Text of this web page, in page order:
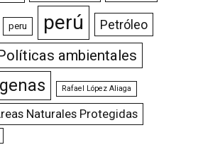
peru perú Petróleo
ambientales
Rafael López Aliaga
Naturales Protegidas